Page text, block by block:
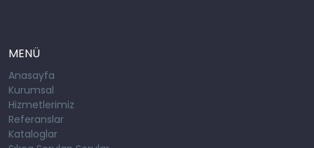
MENÜ
Anasayfa
Kurumsal
Hizmetlerimiz
Referanslar
Kataloglar